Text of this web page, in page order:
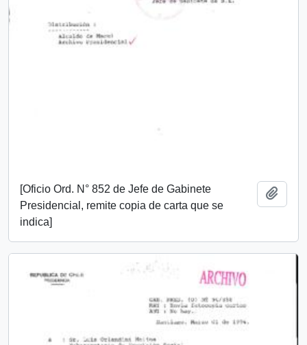
[Oficio Ord. N° 852 de Jefe de Gabinete
Presidencial, remite copia de carta que se
indica]